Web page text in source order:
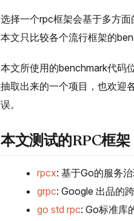
选择一个rpc框架会基于多方
本文只比较各个流行框架的
本文所使用的benchmark代码
抽取出来的一个项目，也欢迎
误。
本文测试的RPC框架
rpcx: 基于Go的服务
grpc: Google 出品的
go std rpc: Go标准库